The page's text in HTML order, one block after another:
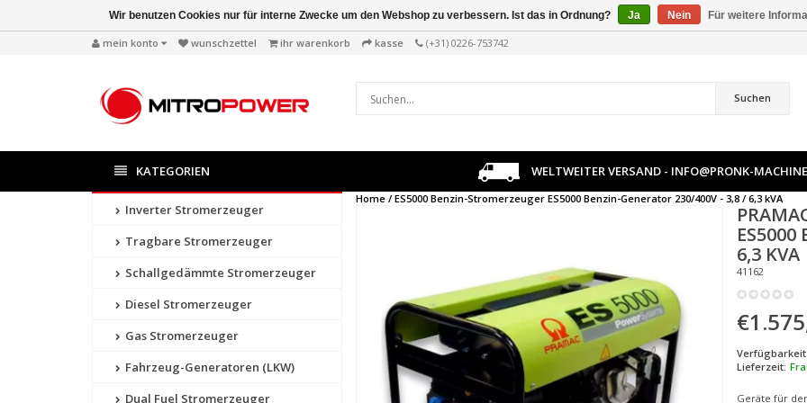
mein konto wunschzettel ihr warenkorb kasse (+31) 0226-753742
Suchen
KATEGORIEN WELTWEITER VERSAND - INFO@PRONK-
Inverter Stromerzeuger
Tragbare Stromerzeuger
Schallgedämmte Stromerzeuger
Diesel Stromerzeuger
Gas Stromerzeuger
Fahrzeug-Generatoren (LKW)
Dual Fuel Stromerzeuger
Home / ES5000 Benzin-Stromerzeuger ES5000 Benzin-Generator 230/400V - 3,8 / 6,3 kVA
ES5000
6,3 KVA
41162
Lieferzeit:
Geräte für
Wir benutzen Cookies nur für interne Zwecke um den Webshop zu verbessern. Ist das in Ordnung? Ja Nein Für weitere